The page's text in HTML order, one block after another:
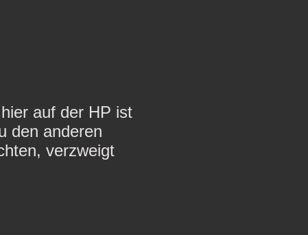
auf der HP ist
den anderen
verzweigt